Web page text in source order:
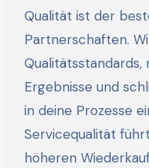
Qualität ist der beste Treiber für langfristige
Partnerschaften.
Ergebnisse und
in deine Prozesse
Servicequalität
höheren